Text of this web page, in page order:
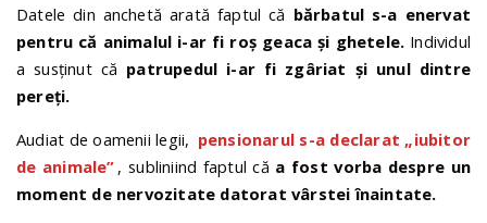
Datele din anchetă arată faptul că bărbatul s-a enervat
pentru că animalul i-ar fi roș geaca și ghetele. Individul
a susținut că patrupedul i-ar fi zgâriat și unul dintre
pereți.
Audiat de oamenii legii, pensionarul s-a declarat „iubitor
de animale” , subliniind faptul că a fost vorba despre un
moment de nervozitate datorat vârstei înaintate.